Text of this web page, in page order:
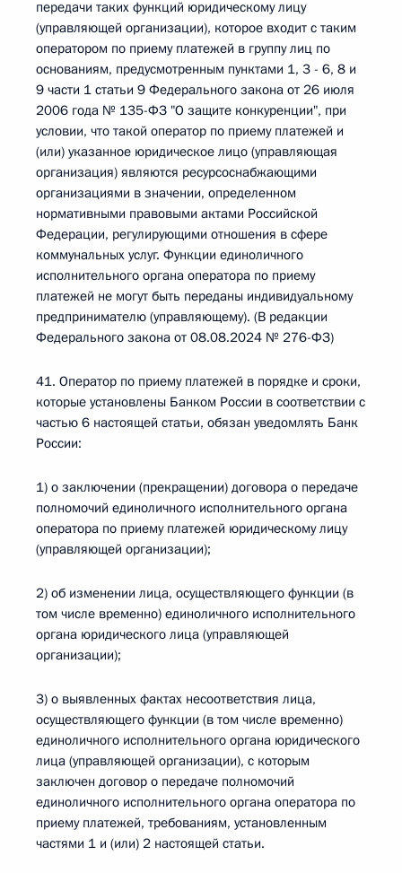
передачи таких функций юридическому лицу
(управляющей организации), которое входит с таким
оператором по приему платежей в группу лиц по
основаниям, предусмотренным пунктами 1, 3 - 6, 8 и
9 части 1 статьи 9 Федерального закона от 26 июля
2006 года № 135-ФЗ "О защите конкуренции", при
условии, что такой оператор по приему платежей и
(или) указанное юридическое лицо (управляющая
организация) являются ресурсоснабжающими
организациями в значении, определенном
нормативными правовыми актами Российской
Федерации, регулирующими отношения в сфере
коммунальных услуг. Функции единоличного
исполнительного органа оператора по приему
платежей не могут быть переданы индивидуальному
предпринимателю (управляющему). (В редакции
Федерального закона от 08.08.2024 № 276-ФЗ)
41. Оператор по приему платежей в порядке и сроки,
которые установлены Банком России в соответствии с
частью 6 настоящей статьи, обязан уведомлять Банк
России:
1) о заключении (прекращении) договора о передаче
полномочий единоличного исполнительного органа
оператора по приему платежей юридическому лицу
(управляющей организации);
2) об изменении лица, осуществляющего функции (в
том числе временно) единоличного исполнительного
органа юридического лица (управляющей
организации);
3) о выявленных фактах несоответствия лица,
осуществляющего функции (в том числе временно)
единоличного исполнительного органа юридического
лица (управляющей организации), с которым
заключен договор о передаче полномочий
единоличного исполнительного органа оператора по
приему платежей, требованиям, установленным
частями 1 и (или) 2 настоящей статьи.